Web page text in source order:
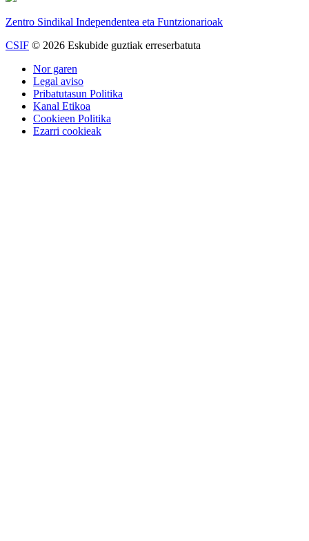
Zentro Sindikal Independentea eta Funtzionarioak
CSIF © 2026 Eskubide guztiak erreserbatuta
Nor garen
Legal aviso
Pribatutasun Politika
Kanal Etikoa
Cookieen Politika
Ezarri cookieak